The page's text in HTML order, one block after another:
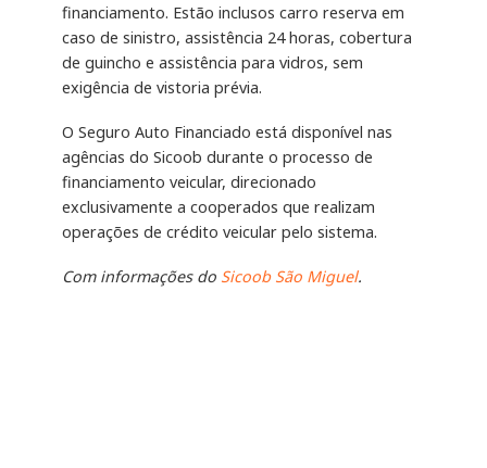
financiamento. Estão inclusos carro reserva em
caso de sinistro, assistência 24 horas, cobertura
de guincho e assistência para vidros, sem
exigência de vistoria prévia.
O Seguro Auto Financiado está disponível nas
agências do Sicoob durante o processo de
financiamento veicular, direcionado
exclusivamente a cooperados que realizam
operações de crédito veicular pelo sistema.
Com informações do Sicoob São Miguel.